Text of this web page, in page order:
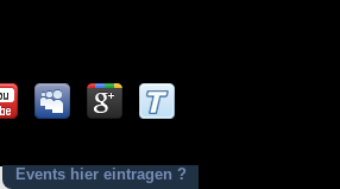
Events hier eintragen ?